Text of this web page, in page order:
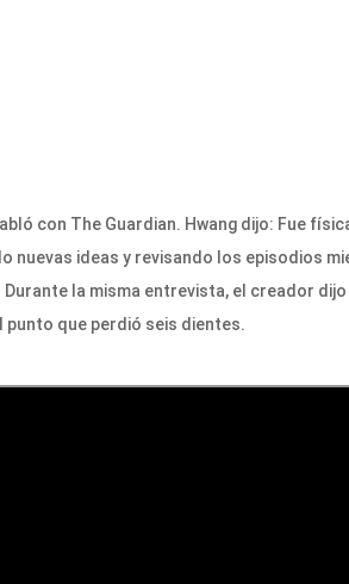
con The Guardian. Hwang dijo: Fue
nuevas ideas y revisando los episodios
la misma entrevista, el creador
que perdió seis dientes.